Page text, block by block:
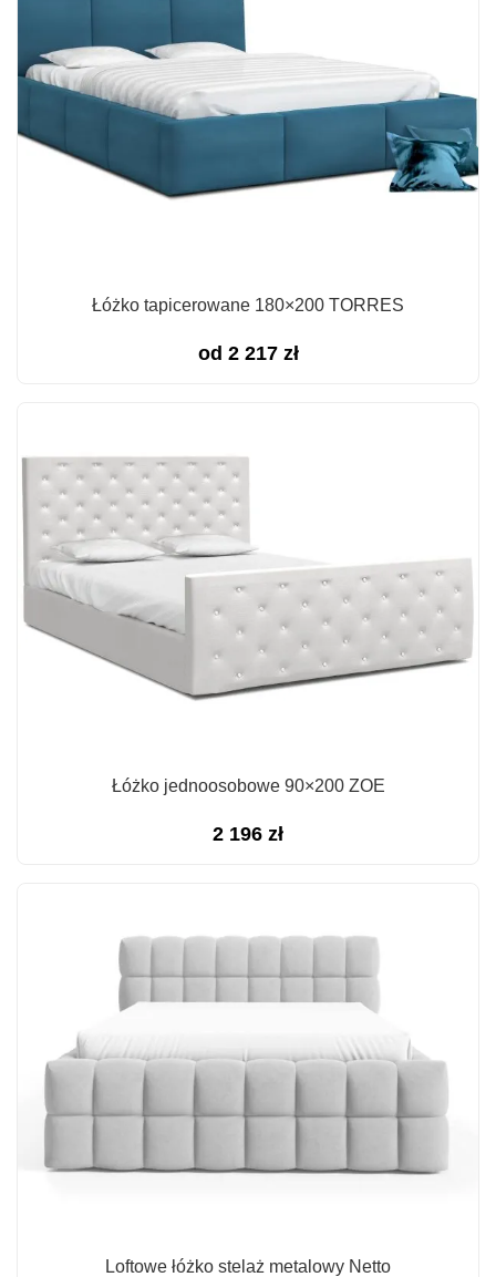
Łóżko tapicerowane 180×200 TORRES
od 2 217 zł
Łóżko jednoosobowe 90×200 ZOE
2 196 zł
Loftowe łóżko stelaż metalowy Netto